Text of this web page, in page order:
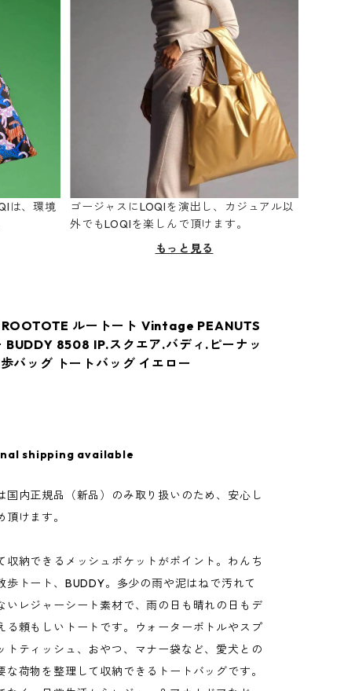
は、環境
ゴージャスにLOQIを演出し、カジュアル以
外でもLOQIを楽しんで頂けます。
もっと見る
ルートート Vintage PEANUTS
BUDDY 8508 IP.スクエア.バディ.ピーナッ
バッグ トートバッグ イエロー
shipping available
国内正規品（新品）のみ取り扱いのため、安心し
頂けます。
収納できるメッシュポケットがポイント。わんち
歩トート、BUDDY。多少の雨や泥はねで汚れて
いレジャーシート素材で、雨の日も晴れの日もデ
る頼もしいトートです。ウォーターボトルやスプ
トティッシュ、おやつ、マナー袋など、愛犬との
な荷物を整理して収納できるトートバッグです。